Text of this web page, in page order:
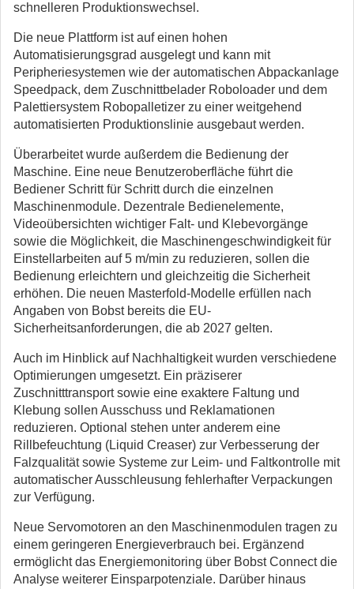
schnelleren Produktionswechsel.
Die neue Plattform ist auf einen hohen
Automatisierungsgrad ausgelegt und kann mit
Peripheriesystemen wie der automatischen Abpackanlage
Speedpack, dem Zuschnittbelader Roboloader und dem
Palettiersystem Robopalletizer zu einer weitgehend
automatisierten Produktionslinie ausgebaut werden.
Überarbeitet wurde außerdem die Bedienung der
Maschine. Eine neue Benutzeroberfläche führt die
Bediener Schritt für Schritt durch die einzelnen
Maschinenmodule. Dezentrale Bedienelemente,
Videoübersichten wichtiger Falt- und Klebevorgänge
sowie die Möglichkeit, die Maschinengeschwindigkeit für
Einstellarbeiten auf 5 m/min zu reduzieren, sollen die
Bedienung erleichtern und gleichzeitig die Sicherheit
erhöhen. Die neuen Masterfold-Modelle erfüllen nach
Angaben von Bobst bereits die EU-
Sicherheitsanforderungen, die ab 2027 gelten.
Auch im Hinblick auf Nachhaltigkeit wurden verschiedene
Optimierungen umgesetzt. Ein präziserer
Zuschnitttransport sowie eine exaktere Faltung und
Klebung sollen Ausschuss und Reklamationen
reduzieren. Optional stehen unter anderem eine
Rillbefeuchtung (Liquid Creaser) zur Verbesserung der
Falzqualität sowie Systeme zur Leim- und Faltkontrolle mit
automatischer Ausschleusung fehlerhafter Verpackungen
zur Verfügung.
Neue Servomotoren an den Maschinenmodulen tragen zu
einem geringeren Energieverbrauch bei. Ergänzend
ermöglicht das Energiemonitoring über Bobst Connect die
Analyse weiterer Einsparpotenziale. Darüber hinaus